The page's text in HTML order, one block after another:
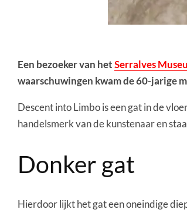
Een bezoeker van hetSerralves
waarschuwingen kwam de 60-jarige
Descent into Limbo is een gat in de
handelsmerk van de kunstenaar en
Donker gat
Hierdoor lijkt het gat een oneindige